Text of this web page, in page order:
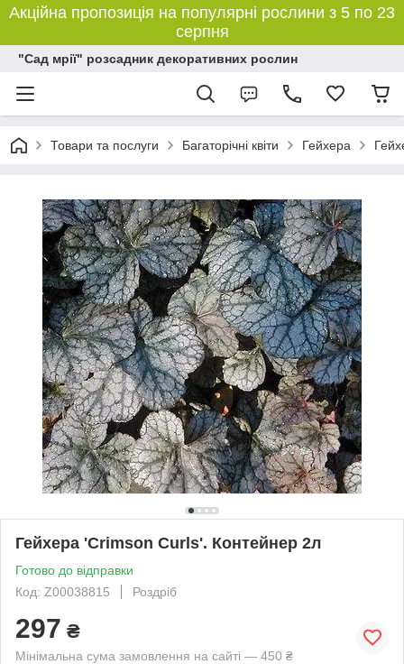
Акційна пропозиція на популярні рослини з 5 по 23
серпня
"Сад мрії" розсадник декоративних рослин
Товари та послуги Багаторічні квіти Гейхера
Гейхера 'Crimson Curls'. Контейнер 2л
Готово до відправки
Код: Z00038815
Роздріб
297 ₴
Мінімальна сума замовлення на сайті — 450 ₴